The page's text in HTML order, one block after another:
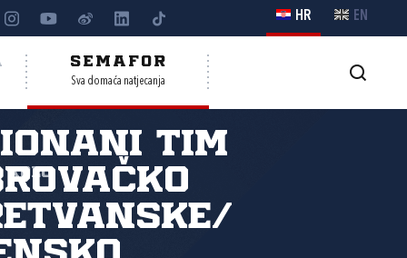
HR EN
SEMAFOR
Sva domaća natjecanja
kolo
tim